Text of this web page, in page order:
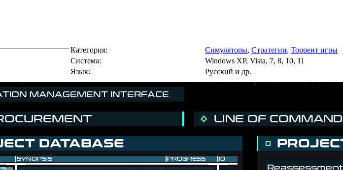
Категория: Симуляторы, Стратегии, Торрент игры
Cистема:
Windows XP, Vista, 7, 8, 10, 11
Язык:
Русский и др.